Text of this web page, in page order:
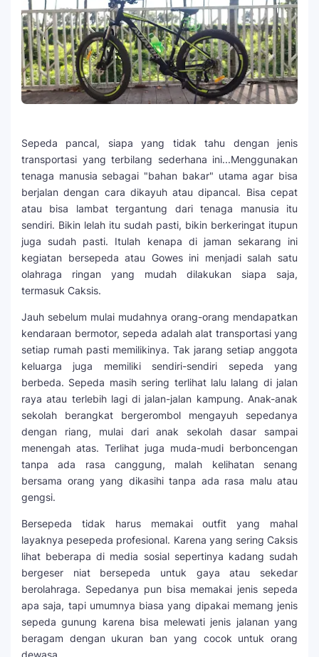
Sepeda pancal, siapa yang tidak tahu dengan jenis
transportasi yang terbilang sederhana ini...Menggunakan
tenaga manusia sebagai "bahan bakar" utama agar bisa
berjalan dengan cara dikayuh atau dipancal. Bisa cepat
atau bisa lambat tergantung dari tenaga manusia itu
sendiri. Bikin lelah itu sudah pasti, bikin berkeringat itupun
juga sudah pasti. Itulah kenapa di jaman sekarang ini
kegiatan bersepeda atau Gowes ini menjadi salah satu
olahraga ringan yang mudah dilakukan siapa saja,
termasuk Caksis.
Jauh sebelum mulai mudahnya orang-orang mendapatkan
kendaraan bermotor, sepeda adalah alat transportasi yang
setiap rumah pasti memilikinya. Tak jarang setiap anggota
keluarga juga memiliki sendiri-sendiri sepeda yang
berbeda. Sepeda masih sering terlihat lalu lalang di jalan
raya atau terlebih lagi di jalan-jalan kampung. Anak-anak
sekolah berangkat bergerombol mengayuh sepedanya
dengan riang, mulai dari anak sekolah dasar sampai
menengah atas. Terlihat juga muda-mudi berboncengan
tanpa ada rasa canggung, malah kelihatan senang
bersama orang yang dikasihi tanpa ada rasa malu atau
gengsi.
Bersepeda tidak harus memakai outfit yang mahal
layaknya pesepeda profesional. Karena yang sering Caksis
lihat beberapa di media sosial sepertinya kadang sudah
bergeser niat bersepeda untuk gaya atau sekedar
berolahraga. Sepedanya pun bisa memakai jenis sepeda
apa saja, tapi umumnya biasa yang dipakai memang jenis
sepeda gunung karena bisa melewati jenis jalanan yang
beragam dengan ukuran ban yang cocok untuk orang
dewasa.